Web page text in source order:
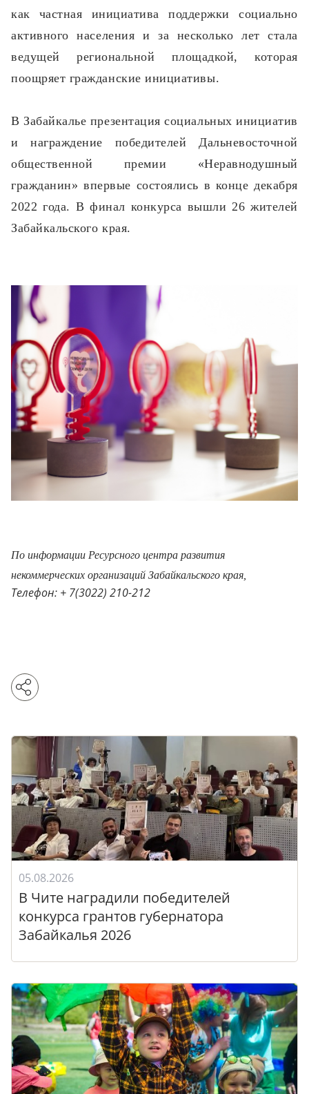
как частная инициатива поддержки социально
активного населения и за несколько лет стала
ведущей региональной площадкой, которая
поощряет гражданские инициативы.
В Забайкалье презентация социальных инициатив
и награждение победителей Дальневосточной
общественной премии «Неравнодушный
гражданин» впервые состоялись в конце декабря
2022 года. В финал конкурса вышли 26 жителей
Забайкальского края.
По информации Ресурсного центра развития
некоммерческих организаций Забайкальского края,
Телефон: + 7(3022) 210-212
05.08.2026
В Чите наградили победителей
конкурса грантов губернатора
Забайкалья 2026